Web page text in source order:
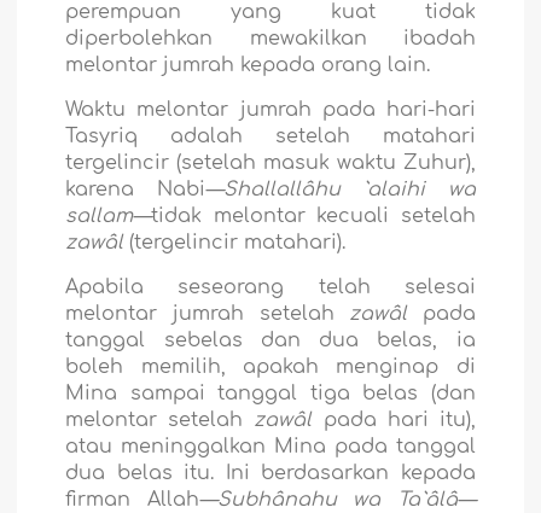
perempuan yang kuat tidak
diperbolehkan mewakilkan ibadah
melontar jumrah kepada orang lain.
Waktu melontar jumrah pada hari-hari
Tasyriq adalah setelah matahari
tergelincir (setelah masuk waktu Zuhur),
karena Nabi—Shallallâhu `alaihi wa
sallam—tidak melontar kecuali setelah
zawâl(tergelincir matahari).
Apabila seseorang telah selesai
melontar jumrah setelah zawâlpada
tanggal sebelas dan dua belas, ia
boleh memilih, apakah menginap di
Mina sampai tanggal tiga belas (dan
melontar setelah zawâlpada hari itu),
atau meninggalkan Mina pada tanggal
dua belas itu. Ini berdasarkan kepada
firman Allah—Subhânahu wa Ta`âlâ—